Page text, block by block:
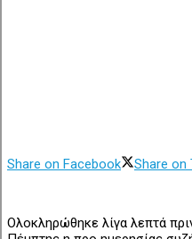
Share on Facebook Share on
Ολοκληρώθηκε λίγα λεπτά